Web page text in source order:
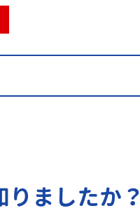
りましたか？